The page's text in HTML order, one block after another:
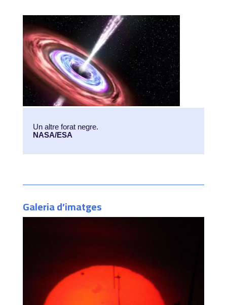
Un altre forat negre.
NASA/ESA
Galeria d’imatges